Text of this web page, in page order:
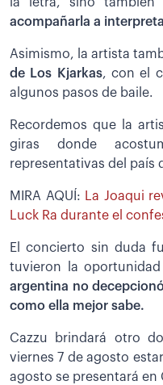
acompañarla a
Asimismo, la artista
de Los Kjarkas, con el
algunos pasos de baile.
Recordemos que la
giras donde
representativas del país
MIRA AQUÍ: La Joaqui
Luck Ra durante el
El concierto sin duda
tuvieron la
argentina no
como ella mejor sabe.
Cazzu brindará otro
viernes 7 de agosto
agosto se presentará en